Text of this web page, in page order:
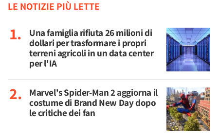
LE NOTIZIE PIÙ LETTE
Una famiglia rifiuta 26 milioni di
dollari per trasformare i propri
terreni agricoli in un data center
per l'IA
Marvel's Spider-Man 2 aggiorna il
costume di Brand New Day dopo
le critiche dei fan